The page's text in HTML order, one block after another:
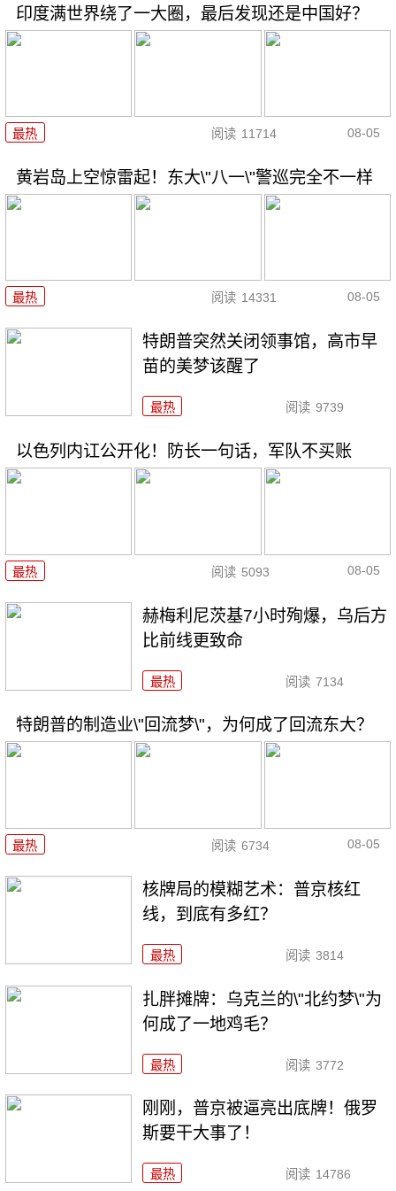
印度满世界绕了一大圈，最后发现还是中国好？
最热 阅读 11714 08-05
黄岩岛上空惊雷起！东大\"八一\"警巡完全不一样
最热 阅读 14331 08-05
特朗普突然关闭领事馆，高市早
苗的美梦该醒了
最热 阅读 9739
以色列内讧公开化！防长一句话，军队不买账
最热 阅读 5093 08-05
赫梅利尼茨基7小时殉爆，乌后方
比前线更致命
最热 阅读 7134
特朗普的制造业\"回流梦\"，为何成了回流东大？
最热 阅读 6734 08-05
核牌局的模糊艺术：普京核红
线，到底有多红？
最热 阅读 3814
扎胖摊牌：乌克兰的\"北约梦\"为
何成了一地鸡毛？
最热 阅读 3772
刚刚，普京被逼亮出底牌！俄罗
斯要干大事了！
最热 阅读 14786